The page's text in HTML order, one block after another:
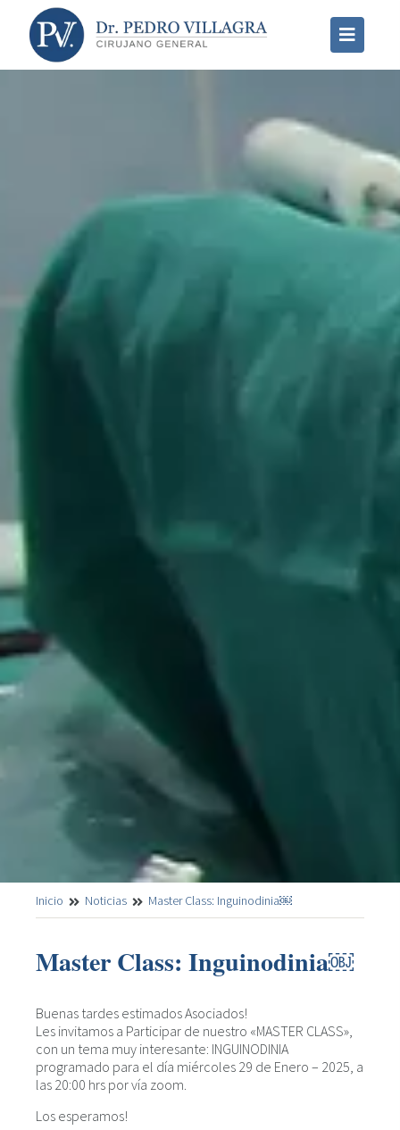
Inicio Noticias Master Class: Inguinodinia￼
Master Class: Inguinodinia￼
Buenas tardes estimados Asociados!
Les invitamos a Participar de nuestro «MASTER CLASS»,
con un tema muy interesante: INGUINODINIA
programado para el día miércoles 29 de Enero – 2025, a
las 20:00 hrs por vía zoom.
Los esperamos!